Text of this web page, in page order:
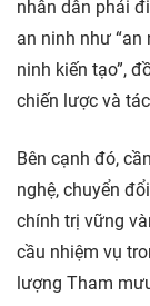
nhân dân phải
an ninh như “an
ninh kiến tạo”,
chiến lược và
Bên cạnh đó,
nghệ, chuyển
chính trị vững
cầu nhiệm vụ
lượng Tham